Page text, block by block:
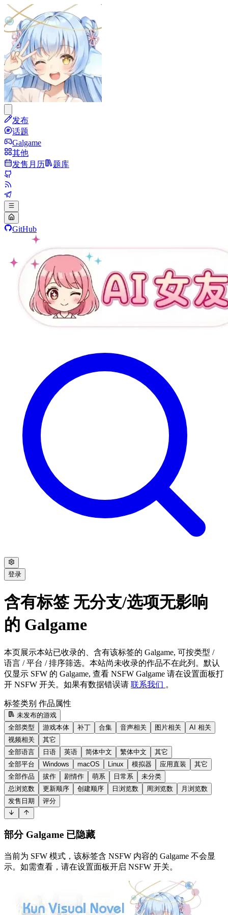
发布
话题
Galgame
其他
发售月历
题库
GitHub
登录
含有标签 无分支/选项无影响
的 Galgame
本页展示本站已收录的、含有该标签的 Galgame, 可按类型 /
语言 / 平台 / 排序筛选。本站尚未收录的作品不在此列。默认
仅显示 SFW 的 Galgame, 查看 NSFW Galgame 请在设置面板打
开 NSFW 开关。如果有数据错误请 联系我们 。
标签类别 作品属性
未发布的游戏
全部类型
游戏本体 补丁 合集 音声相关 图片相关
AI 相关
视频相关
其它
全部语言
日语 英语 简体中文 繁体中文
其它
全部平台
Windows macOS Linux 模拟器 应用直装
其它
全部作品
拔作 剧情作 萌系 日常系
未分类
总浏览数
更新顺序 创建顺序 日浏览数 周浏览数
月浏览数
发售日期
评分
部分 Galgame 已隐藏
当前为 SFW 模式，该标签含 NSFW 内容的 Galgame 不会显
示。如需查看，请在设置面板开启 NSFW 开关。